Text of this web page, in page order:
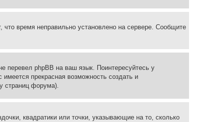
что время неправильно установлено на сервере. Сообщите
перевел phpBB на ваш язык. Поинтересуйтесь у
прекрасная возможность создать и
страниц форума).
квадратики или точки, указывающие на то, сколько